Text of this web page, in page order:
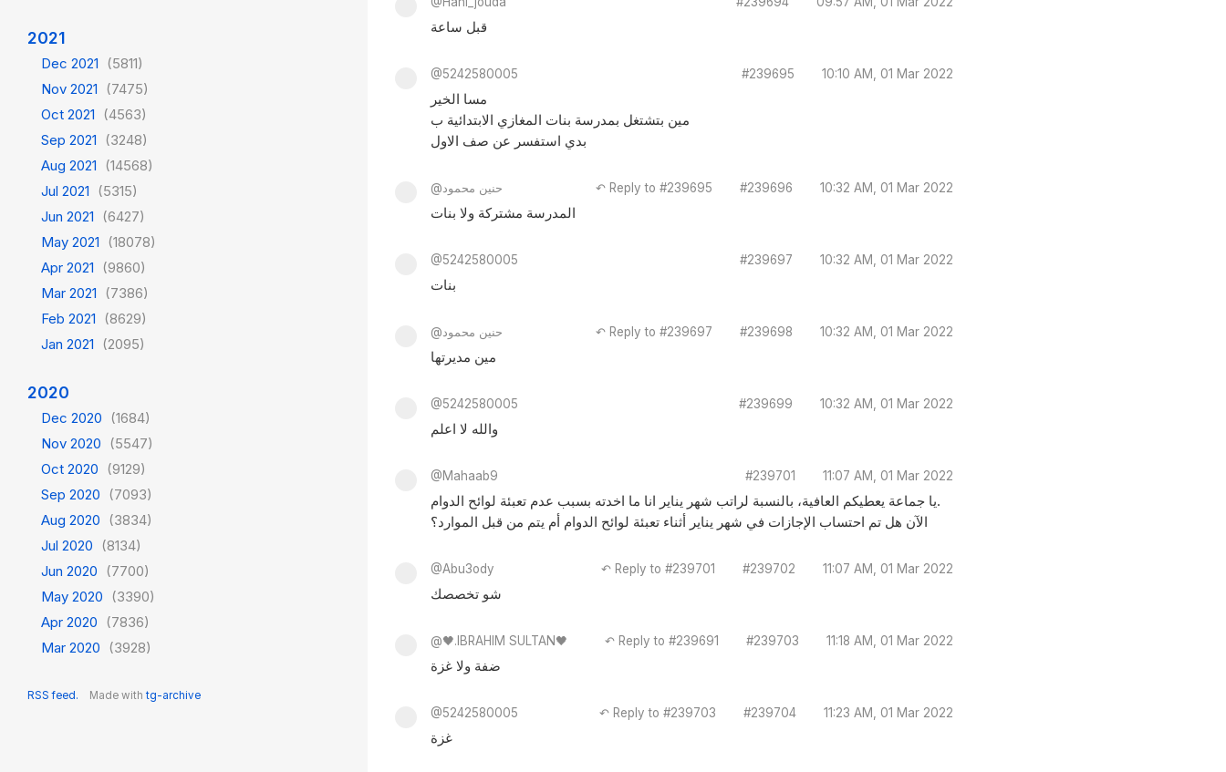
2021
Dec 2021 (5811)
Nov 2021 (7475)
Oct 2021 (4563)
Sep 2021 (3248)
Aug 2021 (14568)
Jul 2021 (5315)
Jun 2021 (6427)
May 2021 (18078)
Apr 2021 (9860)
Mar 2021 (7386)
Feb 2021 (8629)
Jan 2021 (2095)
2020
Dec 2020 (1684)
Nov 2020 (5547)
Oct 2020 (9129)
Sep 2020 (7093)
Aug 2020 (3834)
Jul 2020 (8134)
Jun 2020 (7700)
May 2020 (3390)
Apr 2020 (7836)
Mar 2020 (3928)
RSS feed. Made with tg-archive
قبل ساعة
@5242580005 #239695 10:10 AM, 01 Mar 2022
مسا الخير
مين بتشتغل بمدرسة بنات المغازي الابتدائية ب
بدي استفسر عن صف الاول
@حنين محمود ↶ Reply to #239695 #239696 10:32 AM, 01 Mar 2022
المدرسة مشتركة ولا بنات
@5242580005 #239697 10:32 AM, 01 Mar 2022
بنات
@حنين محمود ↶ Reply to #239697 #239698 10:32 AM, 01 Mar 2022
مين مديرتها
@5242580005 #239699 10:32 AM, 01 Mar 2022
والله لا اعلم
@Mahaab9 #239701 11:07 AM, 01 Mar 2022
يا جماعة يعطيكم العافية، بالنسبة لراتب شهر يناير انا ما اخدته بسبب عدم تعبئة لوائح الدوام.
الآن هل تم احتساب الإجازات في شهر يناير أثناء تعبئة لوائح الدوام أم يتم من قبل الموارد؟
@Abu3ody ↶ Reply to #239701 #239702 11:07 AM, 01 Mar 2022
شو تخصصك
@🖤.IBRAHIM SULTAN🖤 ↶ Reply to #239691 #239703 11:18 AM, 01 Mar 2022
ضفة ولا غزة
@5242580005 ↶ Reply to #239703 #239704 11:23 AM, 01 Mar 2022
غزة